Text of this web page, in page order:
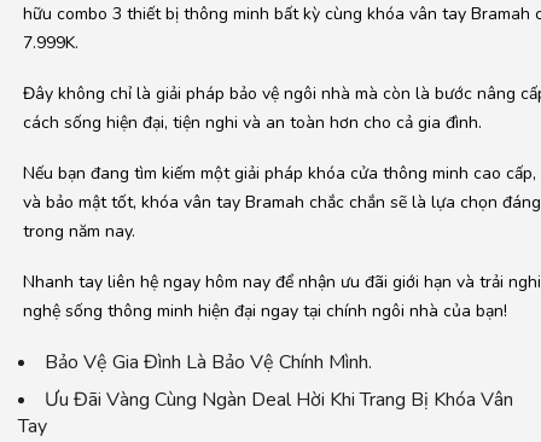
hữu combo 3 thiết bị thông minh bất kỳ cùng khóa vân tay Bramah
7.999K.
Đây không chỉ là giải pháp bảo vệ ngôi nhà mà còn là bước nâng
cách sống hiện đại, tiện nghi và an toàn hơn cho cả gia đình.
Nếu bạn đang tìm kiếm một giải pháp khóa cửa thông minh cao
và bảo mật tốt, khóa vân tay Bramah chắc chắn sẽ là lựa chọn
trong năm nay.
Nhanh tay liên hệ ngay hôm nay để nhận ưu đãi giới hạn và trải
nghệ sống thông minh hiện đại ngay tại chính ngôi nhà của bạn!
Bảo Vệ Gia Đình Là Bảo Vệ Chính Mình.
Ưu Đãi Vàng Cùng Ngàn Deal Hời Khi Trang Bị Khóa Vân
Tay